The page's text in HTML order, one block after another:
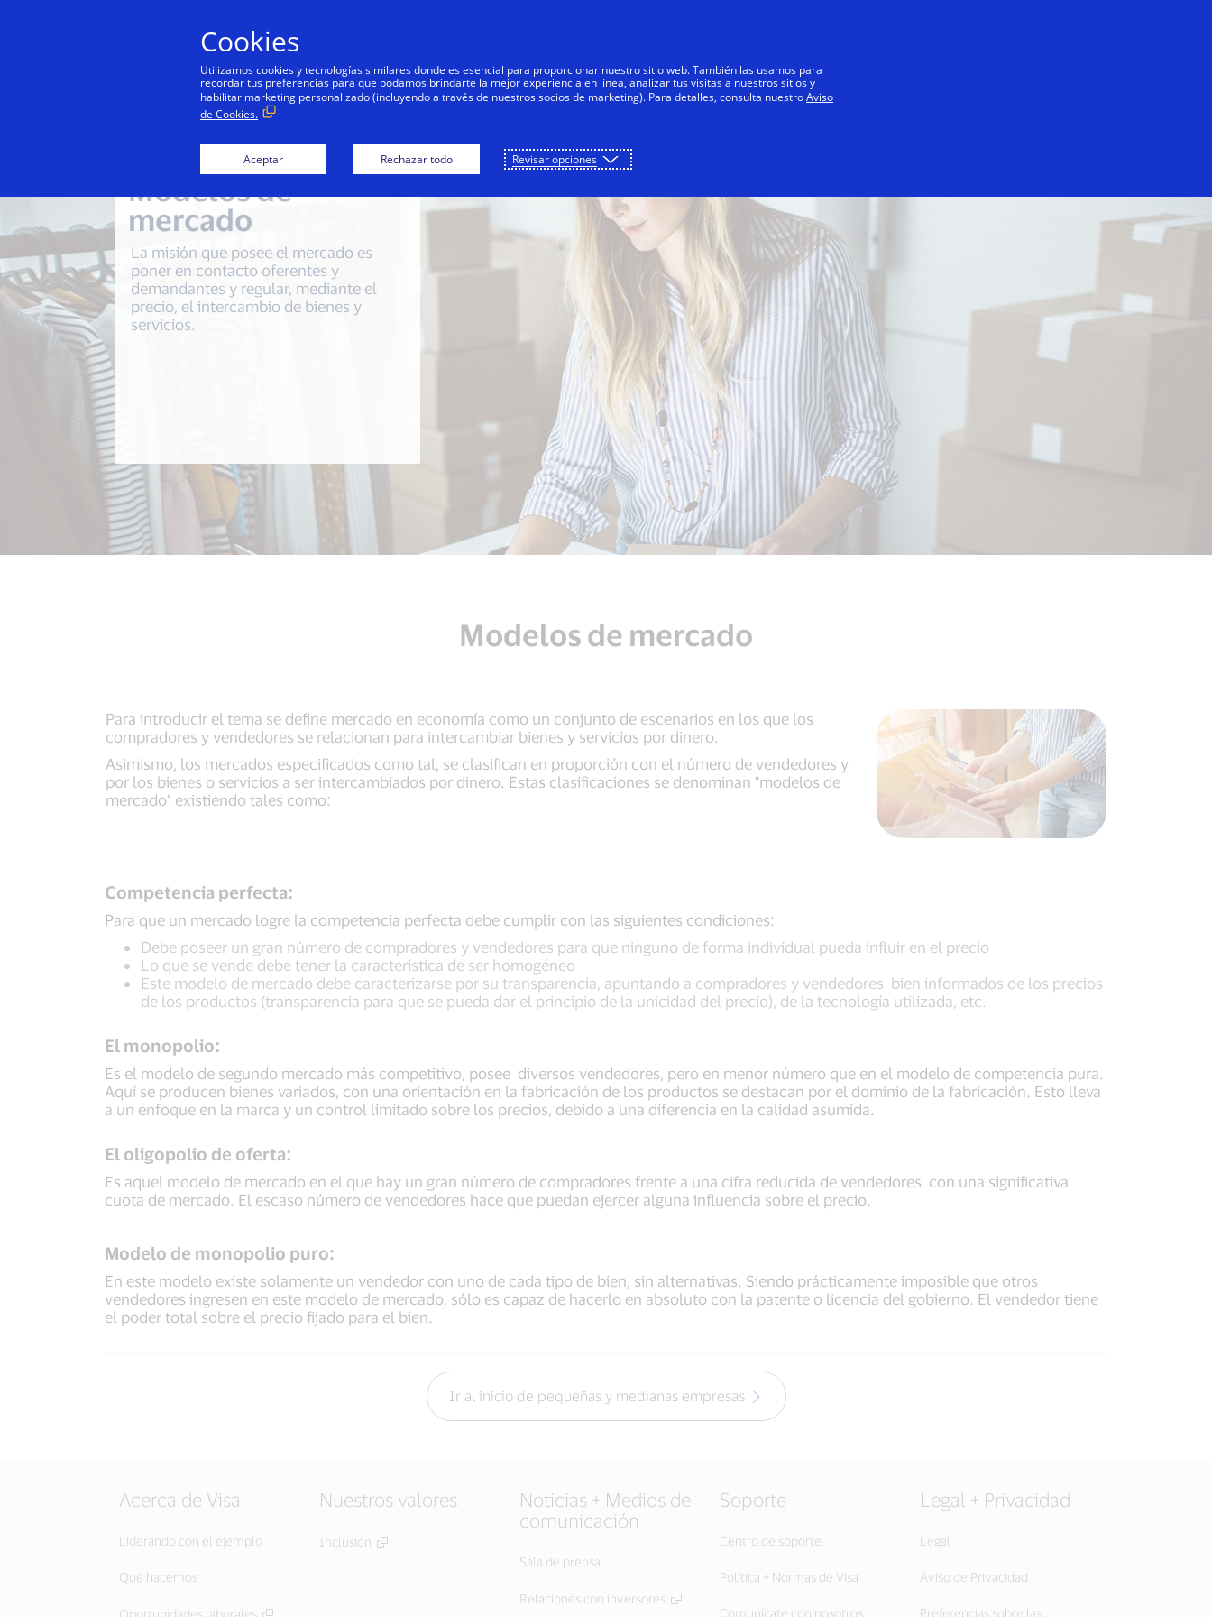
Personas Negocios Innovadores Todos
Modelos de
mercado
La misión que posee el mercado es
poner en contacto oferentes y
demandantes y regular, mediante el
precio, el intercambio de bienes y
servicios.
Modelos de mercado
Para introducir el tema se define mercado en economía como un conjunto de escenarios en los que los
compradores y vendedores se relacionan para intercambiar bienes y servicios por dinero.
Asimismo, los mercados especificados como tal, se clasifican en proporción con el número de vendedores y
por los bienes o servicios a ser intercambiados por dinero. Estas clasificaciones se denominan "modelos de
mercado" existiendo tales como:
Competencia perfecta:
Para que un mercado logre la competencia perfecta debe cumplir con las siguientes condiciones:
Debe poseer un gran número de compradores y vendedores para que ninguno de forma individual pueda influir en el precio
Lo que se vende debe tener la característica de ser homogéneo
Este modelo de mercado debe caracterizarse por su transparencia, apuntando a compradores y vendedores bien informados de los precios
de los productos (transparencia para que se pueda dar el principio de la unicidad del precio), de la tecnología utilizada, etc.
El monopolio:
Es el modelo de segundo mercado más competitivo, posee diversos vendedores, pero en menor número que en el modelo de competencia pura.
Aquí se producen bienes variados, con una orientación en la fabricación de los productos se destacan por el dominio de la fabricación. Esto lleva
a un enfoque en la marca y un control limitado sobre los precios, debido a una diferencia en la calidad asumida.
El oligopolio de oferta:
Es aquel modelo de mercado en el que hay un gran número de compradores frente a una cifra reducida de vendedores con una significativa
cuota de mercado. El escaso número de vendedores hace que puedan ejercer alguna influencia sobre el precio.
Modelo de monopolio puro:
En este modelo existe solamente un vendedor con uno de cada tipo de bien, sin alternativas. Siendo prácticamente imposible que otros
vendedores ingresen en este modelo de mercado, sólo es capaz de hacerlo en absoluto con la patente o licencia del gobierno. El vendedor tiene
el poder total sobre el precio fijado para el bien.
Ir al inicio de pequeñas y medianas empresas
Acerca de Visa
Liderando con el ejemplo
Qué hacemos
Nuestros valores
Inclusión
Noticias + Medios de
comunicación
Sala de prensa
Relaciones con inversores
Soporte
Centro de soporte
Política + Normas de Visa
Comunícate con nosotros
Legal + Privacidad
Legal
Aviso de Privacidad
Preferencias sobre las
Cookies
Utilizamos cookies y tecnologías similares donde es esencial para proporcionar nuestro sitio web. También las usamos para
recordar tus preferencias para que podamos brindarte la mejor experiencia en línea, analizar tus visitas a nuestros sitios y
habilitar marketing personalizado (incluyendo a través de nuestros socios de marketing). Para detalles, consulta nuestroAviso
de Cookies.
Aceptar Rechazar todo Revisar opciones